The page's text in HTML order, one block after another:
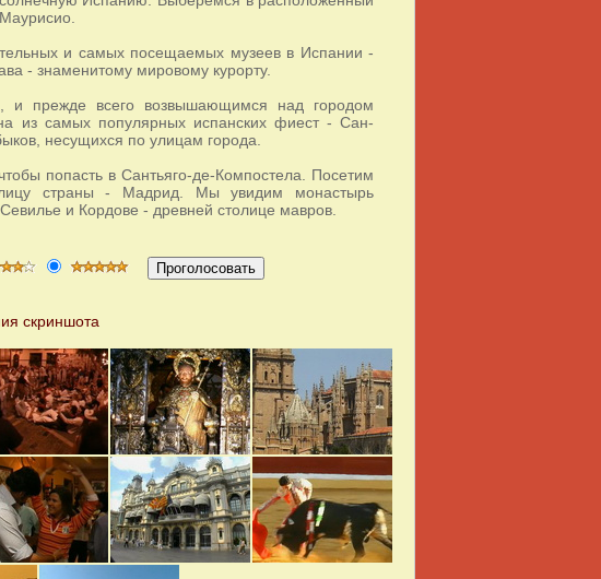
и самых посещаемых музеев в Испании -
- знаменитому мировому курорту.
и прежде всего возвышающимся над городом
из самых популярных испанских фиест - Сан-
несущихся по улицам города.
попасть в Сантьяго-де-Компостела. Посетим
страны - Мадрид. Мы увидим монастырь
и Кордове - древней столице мавров.
скриншота